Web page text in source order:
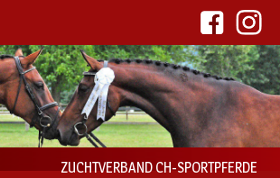
ZUCHTVERBAND CH-SPORTPFERDE